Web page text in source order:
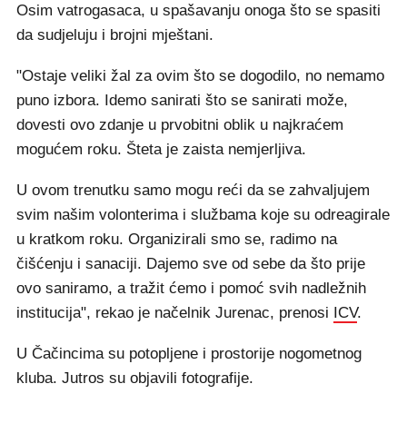
Osim vatrogasaca, u spašavanju onoga što se spasiti
da sudjeluju i brojni mještani.
"Ostaje veliki žal za ovim što se dogodilo, no nemamo
puno izbora. Idemo sanirati što se sanirati može,
dovesti ovo zdanje u prvobitni oblik u najkraćem
mogućem roku. Šteta je zaista nemjerljiva.
U ovom trenutku samo mogu reći da se zahvaljujem
svim našim volonterima i službama koje su odreagirale
u kratkom roku. Organizirali smo se, radimo na
čišćenju i sanaciji. Dajemo sve od sebe da što prije
ovo saniramo, a tražit ćemo i pomoć svih nadležnih
institucija", rekao je načelnik Jurenac, prenosi ICV.
U Čačincima su potopljene i prostorije nogometnog
kluba. Jutros su objavili fotografije.